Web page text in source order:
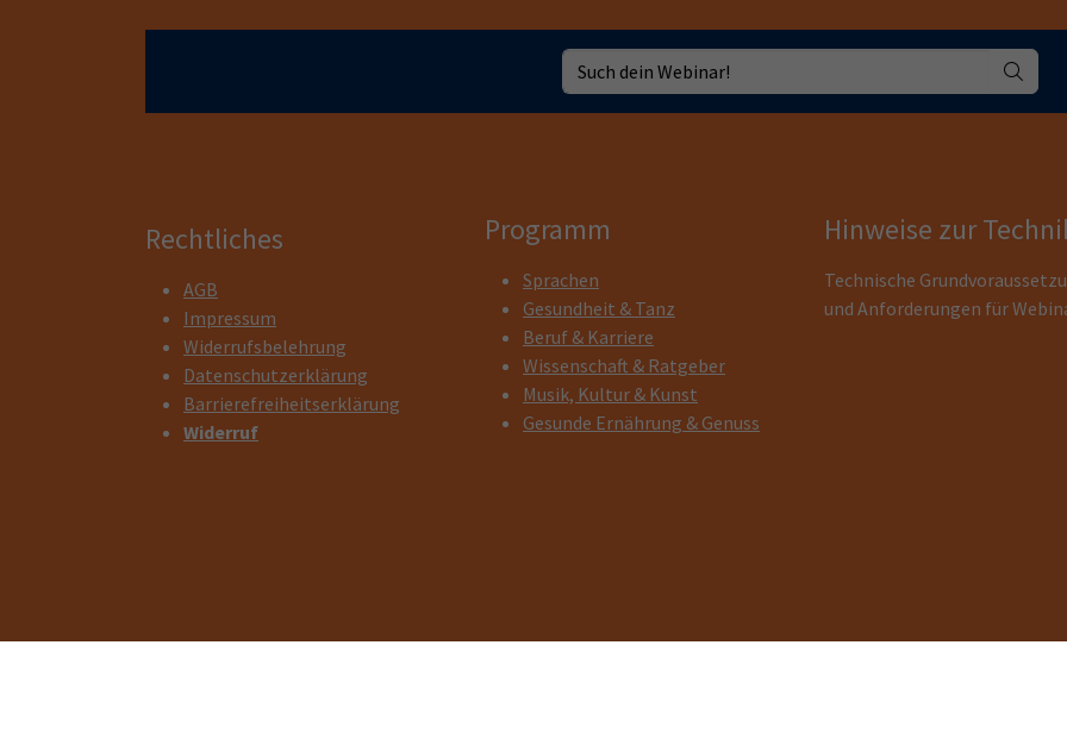
Rechtliches
AGB
Impressum
Widerrufsbelehrung
Datenschutzerklärung
Barrierefreiheitserklärung
Widerruf
Programm
Sprachen
Gesundheit & Tanz
Beruf & Karriere
Wissenschaft & Ratgeber
Musik, Kultur & Kunst
Gesunde Ernährung & Genuss
Hinweise zur
Technische
und Anforderungen für